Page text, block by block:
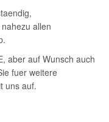
allen
aber auf Wunsch auch
fuer weitere
uns auf.